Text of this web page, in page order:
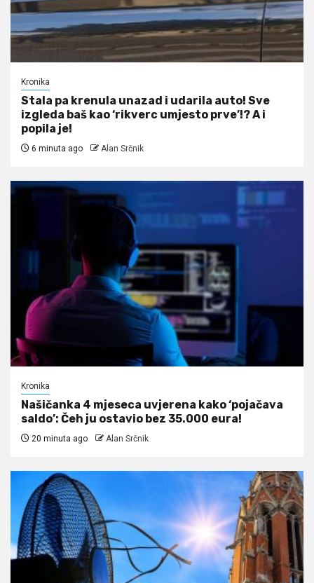
Kronika
Stala pa krenula unazad i udarila auto! Sve
izgleda baš kao ‘rikverc umjesto prve’!? A i
popila je!
6 minuta ago Alan Srčnik
Kronika
Našičanka 4 mjeseca uvjerena kako ‘pojačava
saldo’: Čeh ju ostavio bez 35.000 eura!
20 minuta ago Alan Srčnik